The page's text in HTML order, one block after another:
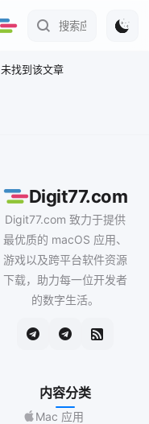
未找到该文章
Digit77.com
Digit77.com 致力于提供
最优质的 macOS 应用、
游戏以及跨平台软件资源
下载，助力每一位开发者
的数字生活。
内容分类
Mac 应用